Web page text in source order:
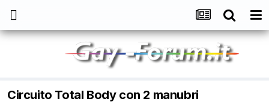
Circuito Total Body con 2 manubri